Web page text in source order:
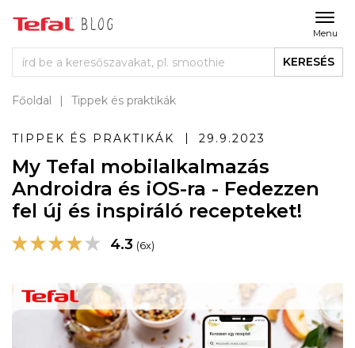
Menu
KERESÉS
Főoldal Tippek és praktikák
TIPPEK ÉS PRAKTIKÁK 29.9.2023
My Tefal mobilalkalmazás
Androidra és iOS-ra - Fedezzen
fel új és inspiráló recepteket!
4.3 (6x)